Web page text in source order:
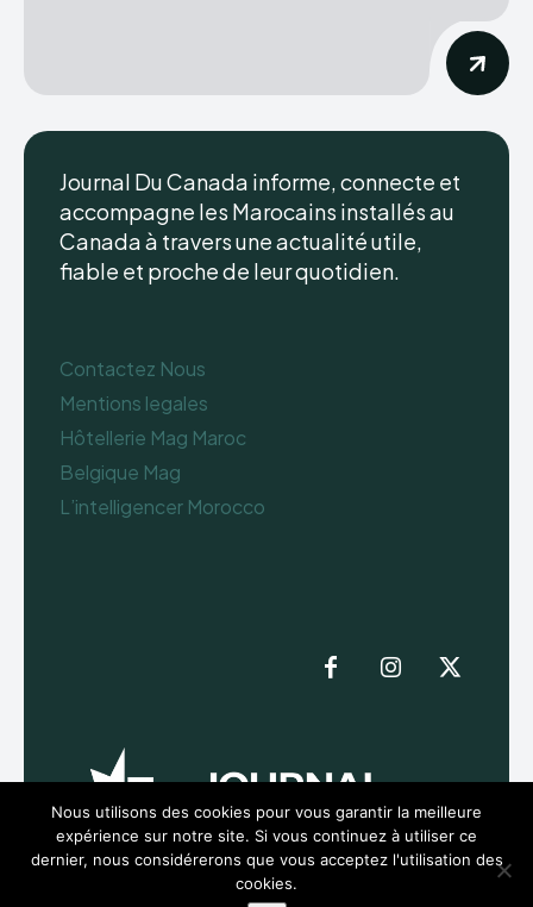
Journal Du Canada informe, connecte et
accompagne les Marocains installés au
Canada à travers une actualité utile,
fiable et proche de leur quotidien.
Contactez Nous
Mentions legales
Hôtellerie Mag Maroc
Belgique Mag
L’intelligencer Morocco
Nous utilisons des cookies pour vous garantir la meilleure
expérience sur notre site. Si vous continuez à utiliser ce
dernier, nous considérerons que vous acceptez l'utilisation des
cookies.